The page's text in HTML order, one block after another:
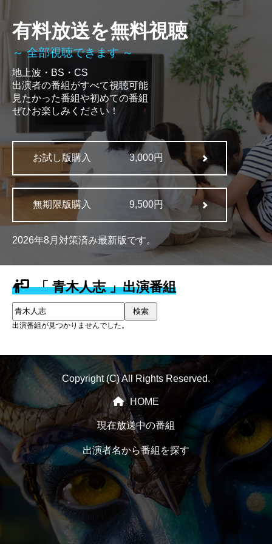
有料放送を無料視聴
～ 全部視聴できます ～
地上波・BS・CS
出演者の番組がすべて視聴可能
見たかった番組や初めての番組
ぜひお楽しみください！
お試し版購入 3,000円
無期限版購入 9,500円
2026年8月対策済み最新版です。
「 青木人志 」出演番組
検索
出演番組が見つかりませんでした。
Copyright (C) All Rights Reserved.
HOME
現在放送中の番組
出演者名から番組を探す